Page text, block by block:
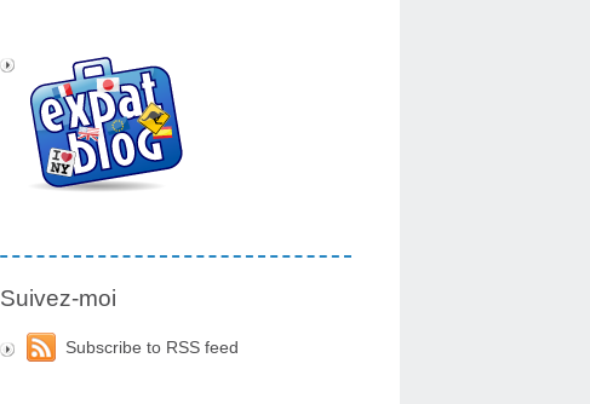
Suivez-moi
Subscribe to RSS feed